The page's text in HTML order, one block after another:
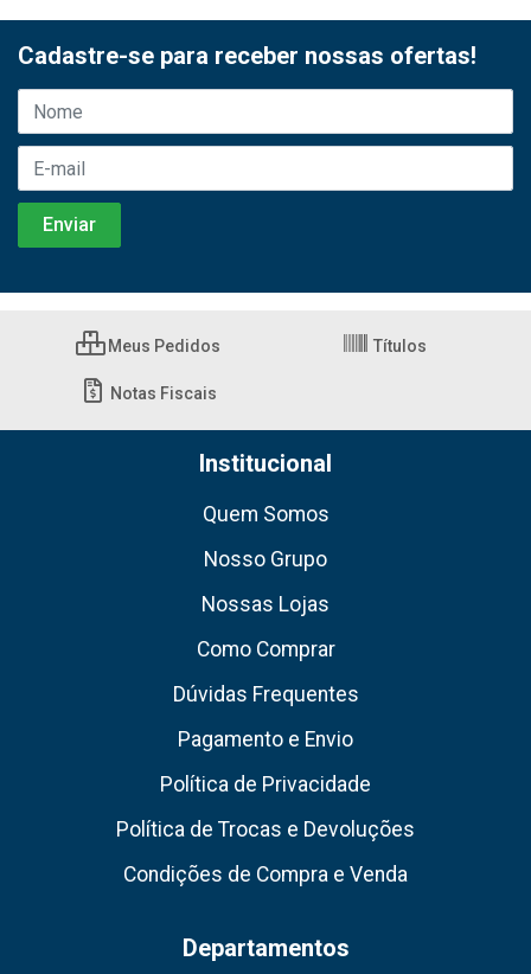
Cadastre-se para receber nossas ofertas!
Meus Pedidos Títulos
Notas Fiscais
Institucional
Quem Somos
Nosso Grupo
Nossas Lojas
Como Comprar
Dúvidas Frequentes
Pagamento e Envio
Política de Privacidade
Política de Trocas e Devoluções
Condições de Compra e Venda
Departamentos